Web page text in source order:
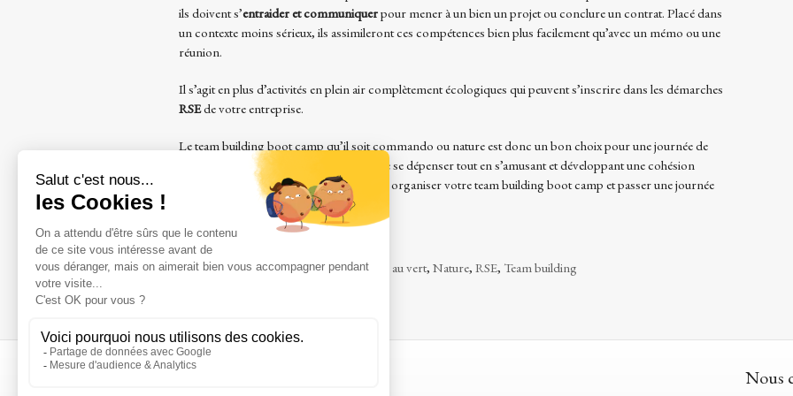
ils doivent s’entraider et communiquerpour mener à un bien un projet ou conclure un contrat. Placé dans
un contexte moins sérieux, ils assimileront ces compétences bien plus facilement qu’avec un mémo ou une
réunion.
Il s’agit en plus d’activités en plein air complètement écologiques qui peuvent s’inscrire dans les démarches
RSEde votre entreprise.
Le team building boot camp qu’il soit commando ou nature est donc un bon choix pour une journée de
team building. Il permet à votre équipe de se dépenser tout en s’amusant et développant une cohésion
d’équipe. A présent, n’attendez plus pour organiser votre team building boot camp et passer une journée
en pleine nature avec votre équipe !
Tags: Evènement professionnel,Journée au vert, Nature, RSE, Team building
Nous